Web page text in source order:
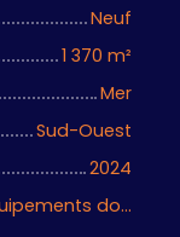
Neuf
1 370 m²
Mer
Sud-Ouest
2024
Ascenseur, Climatisation, Équipements domotiques, Portail motorisé, Porte blindée, Système d'alarme, Visiophone, Volets électriques